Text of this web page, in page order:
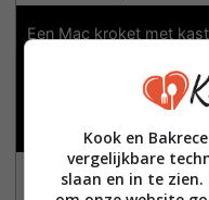
Een Mac kroket met
huisgemaakte versie
kastanjechampignons
Print Recept
Kook en
vergelijkbare
slaan en in te zien.